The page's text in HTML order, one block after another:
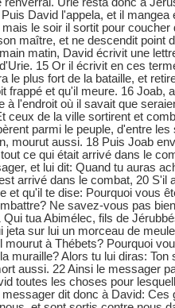
renverrai. Urie resta donc à
David l'appela, et il mangea
mais le soir il sortit pour
maître, et ne descendit point
matin, David écrivit une
15 Or il écrivit en ces
le plus fort de la bataille, et
frappé et qu'il meure. 16 Joab,
à l'endroit où il savait que
ceux de la ville sortirent et
parmi le peuple, d'entre
mourut aussi. 18 Puis Joab
ce qui était arrivé dans le
et lui dit: Quand tu auras
arrivé dans le combat, 20 S'il
et qu'il te dise: Pourquoi vous
Ne savez-vous pas
Qui tua Abimélec, fils de
jeta sur lui un morceau de
mourut à Thébets? Pourquoi
muraille? Alors tu lui diras: Ton
aussi. 22 Ainsi le messager
toutes les choses pour
dit donc à David: Ces